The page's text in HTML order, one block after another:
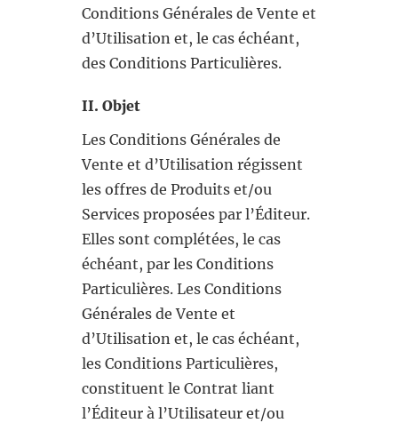
Conditions Générales de Vente et
d’Utilisation et, le cas échéant,
des Conditions Particulières.
II. Objet
Les Conditions Générales de
Vente et d’Utilisation régissent
les offres de Produits et/ou
Services proposées par l’Éditeur.
Elles sont complétées, le cas
échéant, par les Conditions
Particulières. Les Conditions
Générales de Vente et
d’Utilisation et, le cas échéant,
les Conditions Particulières,
constituent le Contrat liant
l’Éditeur à l’Utilisateur et/ou